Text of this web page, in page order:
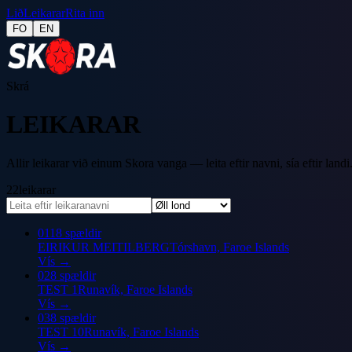
LiðLeikararRita inn
FO EN
Skrá
LEIKARAR
Allir leikarar við einum Skora vanga — leita eftir navni, sía eftir landi.
22leikarar
0118 spældir
EIRIKUR MEITILBERGTórshavn, Faroe Islands
Vís →
028 spældir
TEST 1Runavík, Faroe Islands
Vís →
038 spældir
TEST 10Runavík, Faroe Islands
Vís →